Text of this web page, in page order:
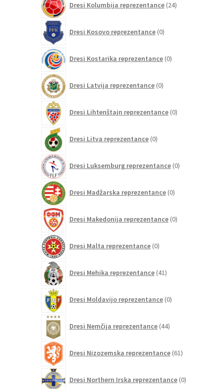
Dresi Kolumbija reprezentance 24izdelkov
Dresi Kosovo reprezentance 0izdelkov
Dresi Kostarika reprezentance 0izdelkov
Dresi Latvija reprezentance 0izdelkov
Dresi Lihtenštajn reprezentance 0izdelkov
Dresi Litva reprezentance 0izdelkov
Dresi Luksemburg reprezentance 0izdelkov
Dresi Madžarska reprezentance 0izdelkov
Dresi Makedonija reprezentance 0izdelkov
Dresi Malta reprezentance 0izdelkov
Dresi Mehika reprezentance 41izdelkov
Dresi Moldavijo reprezentance 0izdelkov
Dresi Nemčija reprezentance 44izdelkov
Dresi Nizozemska reprezentance 61izdelkov
Dresi Northern Irska reprezentance 0izdelkov